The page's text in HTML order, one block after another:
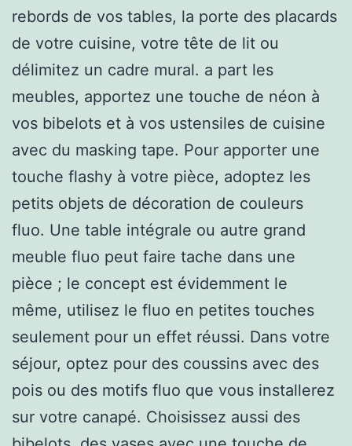
rebords de vos tables, la porte des placards
de votre cuisine, votre tête de lit ou
délimitez un cadre mural. a part les
meubles, apportez une touche de néon à
vos bibelots et à vos ustensiles de cuisine
avec du masking tape. Pour apporter une
touche flashy à votre pièce, adoptez les
petits objets de décoration de couleurs
fluo. Une table intégrale ou autre grand
meuble fluo peut faire tache dans une
pièce ; le concept est évidemment le
même, utilisez le fluo en petites touches
seulement pour un effet réussi. Dans votre
séjour, optez pour des coussins avec des
pois ou des motifs fluo que vous installerez
sur votre canapé. Choisissez aussi des